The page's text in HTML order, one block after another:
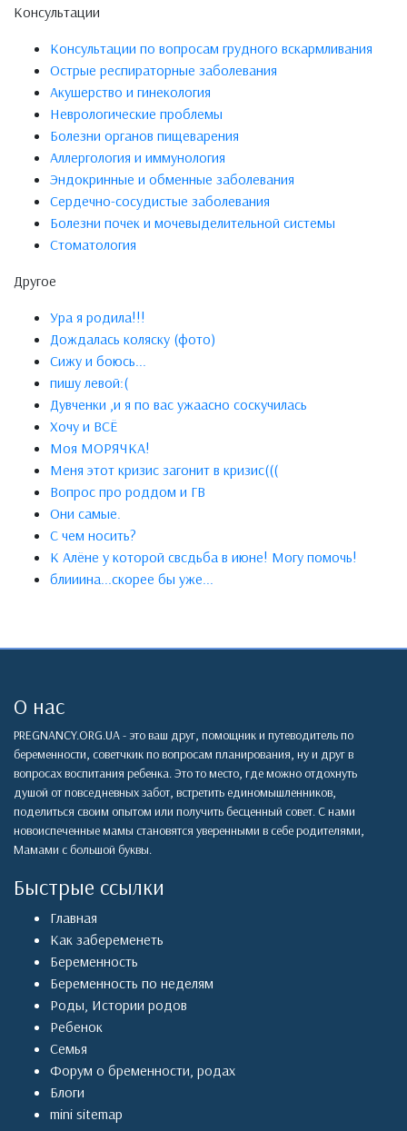
Консультации
Консультации по вопросам грудного вскармливания
Острые респираторные заболевания
Акушерство и гинекология
Неврологические проблемы
Болезни органов пищеварения
Аллергология и иммунология
Эндокринные и обменные заболевания
Сердечно-сосудистые заболевания
Болезни почек и мочевыделительной системы
Стоматология
Другое
Ура я родила!!!
Дождалась коляску (фото)
Сижу и боюсь...
пишу левой:(
Дувченки ,и я по вас ужаасно соскучилась
Хочу и ВСЁ
Моя МОРЯЧКА!
Меня этот кризис загонит в кризис(((
Вопрос про роддом и ГВ
Они самые.
С чем носить?
К Алёне у которой свсдьба в июне! Могу помочь!
блииинa...скорee бы ужe...
О нас
PREGNANCY.ORG.UA - это ваш друг, помощник и путеводитель по
беременности, советчкик по вопросам планирования, ну и друг в
вопросах воспитания ребенка. Это то место, где можно отдохнуть
душой от повседневных забот, встретить единомышленников,
поделиться своим опытом или получить бесценный совет. С нами
новоиспеченные мамы становятся уверенными в себе родителями,
Мамами с большой буквы.
Быстрые ссылки
Главная
Как забеременеть
Беременность
Беременность по неделям
Роды, Истории родов
Ребенок
Семья
Форум о бременности, родах
Блоги
mini sitemap